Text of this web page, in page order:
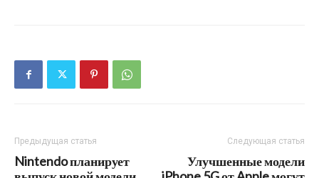
Предыдущая статья
Nintendo планирует
Следующая статья
Улучшенные модели